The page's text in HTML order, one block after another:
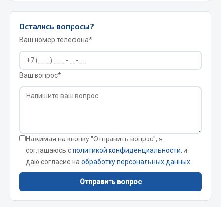
Весь раздел
Стропы
Стяжки
Тросы
Автохимия
Abro
Остались вопросы?
Ваш номер телефона*
Ваш вопрос*
Нажимая на кнопку "Отправить вопрос", я
соглашаюсь сполитикой конфиденциальности, и
даю согласие на обработку персональных данных
Отправить вопрос